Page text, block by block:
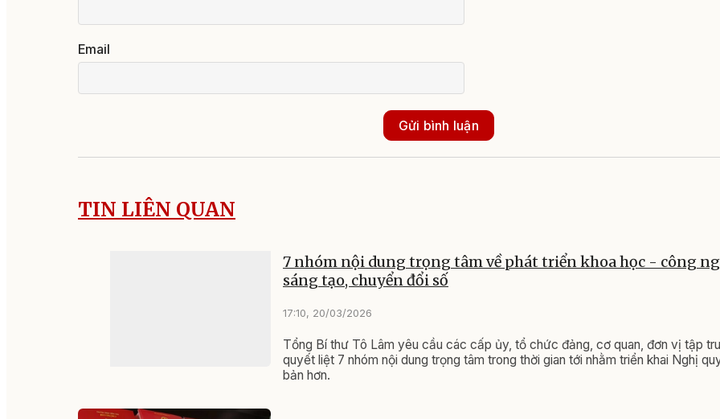
Email
Gửi bình luận
TIN LIÊN QUAN
7 nhóm nội dung trọng tâm về phát triển khoa học - công
sáng tạo, chuyển đổi số
17:10, 20/03/2026
Tổng Bí thư Tô Lâm yêu cầu các cấp ủy, tổ chức đảng, cơ quan, đơn vị tập
quyết liệt 7 nhóm nội dung trọng tâm trong thời gian tới nhằm triển khai Nghị
bản hơn.